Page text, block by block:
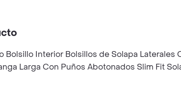
Bolsillo Interior Bolsillos de Solapa
Larga Con Puños Abotonados Slim Fit